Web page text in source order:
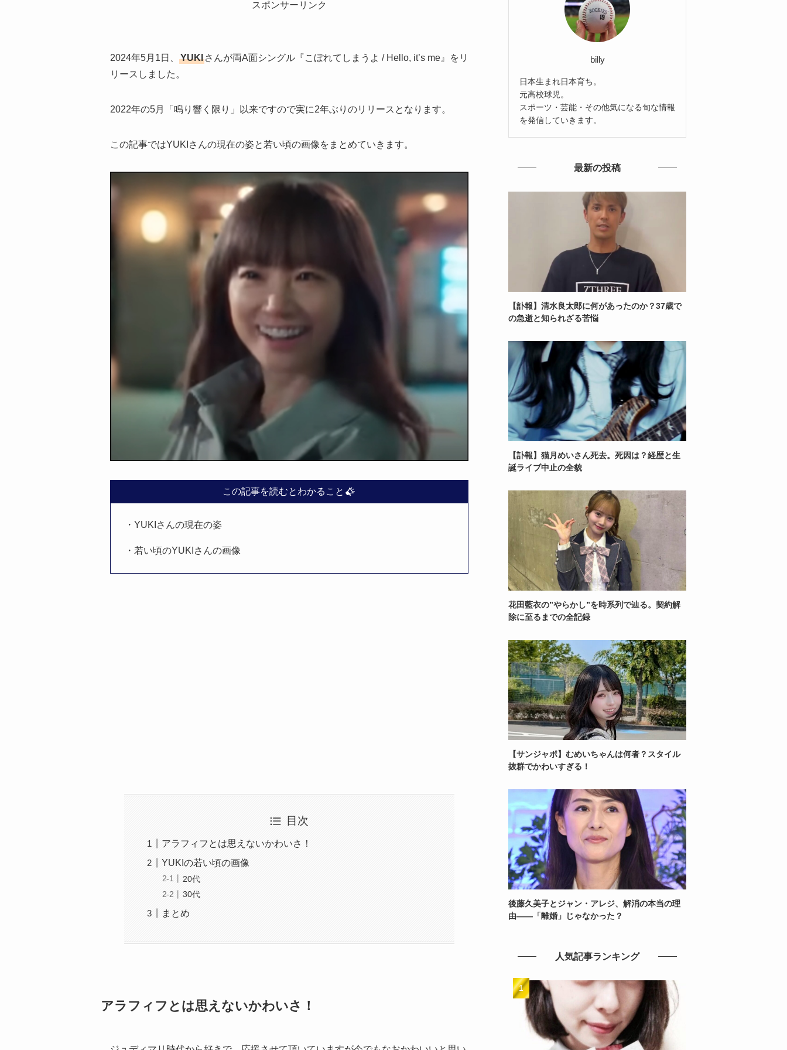
スポンサーリンク
2024年5月1日、 YUKI さんが両A面シングル『こぼれてしまうよ / Hello, it’s me』をリ
リースしました。
2022年の5月「鳴り響く限り」以来ですので実に2年ぶりのリリースとなります。
この記事ではYUKIさんの現在の姿と若い頃の画像をまとめていきます。
この記事を読むとわかること
・YUKIさんの現在の姿
・若い頃のYUKIさんの画像
目次
アラフィフとは思えないかわいさ！
YUKIの若い頃の画像
20代
30代
まとめ
アラフィフとは思えないかわいさ！
billy
日本生まれ日本育ち。
元高校球児。
スポーツ・芸能・その他気になる旬な情報
を発信していきます。
最新の投稿
【訃報】清水良太郎に何があったのか？37歳で
の急逝と知られざる苦悩
【訃報】猫月めいさん死去。死因は？経歴と生
誕ライブ中止の全貌
花田藍衣の”やらかし”を時系列で辿る。契約解
除に至るまでの全記録
【サンジャポ】むめいちゃんは何者？スタイル
抜群でかわいすぎる！
後藤久美子とジャン・アレジ、解消の本当の理
由——「離婚」じゃなかった？
人気記事ランキング